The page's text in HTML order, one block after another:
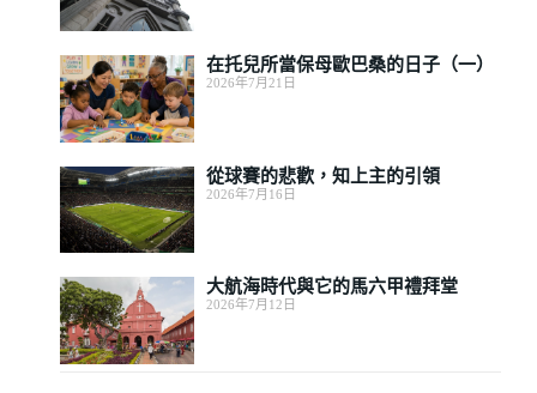
在托兒所當保母歐巴桑的日子（一）
2026年7月21日
從球賽的悲歡，知上主的引領
2026年7月16日
大航海時代與它的馬六甲禮拜堂
2026年7月12日